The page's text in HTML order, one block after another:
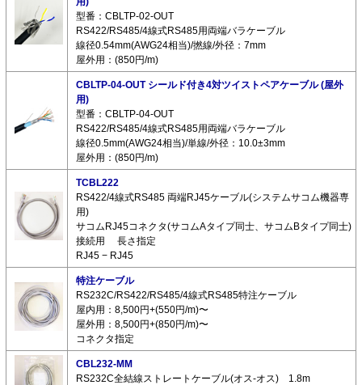
型番：CBLTP-02-OUT
RS422/RS485/4線式RS485用両端バラケーブル
線径0.54mm(AWG24相当)/撚線/外径：7mm
屋外用：(850円/m)
CBLTP-04-OUT シールド付き4対ツイストペアケーブル (屋外
用)
型番：CBLTP-04-OUT
RS422/RS485/4線式RS485用両端バラケーブル
線径0.5mm(AWG24相当)/単線/外径：10.0±3mm
屋外用：(850円/m)
TCBL222
RS422/4線式RS485 両端RJ45ケーブル(システムサコム機器専
用)
サコムRJ45コネクタ(サコムAタイプ同士、サコムBタイプ同士)
接続用 長さ指定
RJ45 − RJ45
特注ケーブル
RS232C/RS422/RS485/4線式RS485特注ケーブル
屋内用：8,500円+(550円/m)〜
屋外用：8,500円+(850円/m)〜
コネクタ指定
CBL232-MM
RS232C全結線ストレートケーブル(オス-オス) 1.8m